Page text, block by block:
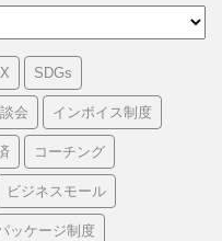
SDGs
会 インボイス制度
コーチング
ビジネスモール
ッケージ制度